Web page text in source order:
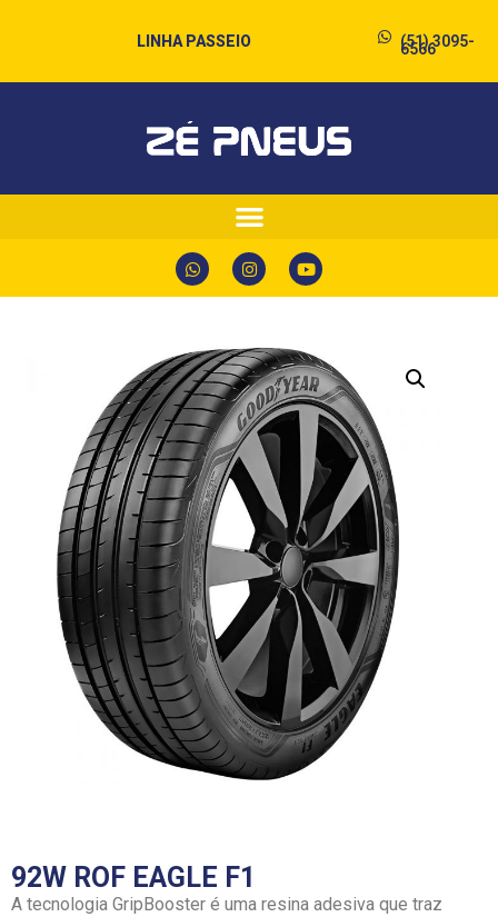
LINHA PASSEIO (51) 3095-
6566
92W ROF EAGLE F1
A tecnologia GripBooster é uma resina adesiva que traz